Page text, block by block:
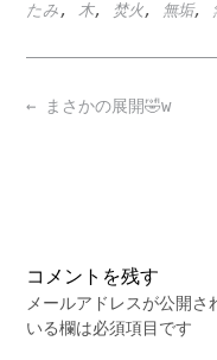
たみ , 木, 焚火, 無垢,
Post
← まさかの展開🤣w
コメントを残す
メールアドレスが公開さ
いる欄は必須項目です